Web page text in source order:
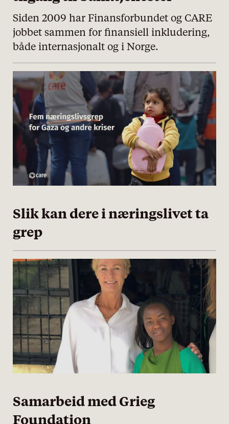
Siden 2009 har Finansforbundet og CARE
jobbet sammen for finansiell inkludering,
både internasjonalt og i Norge.
Slik kan dere i næringslivet ta
grep
Samarbeid med Grieg
Foundation